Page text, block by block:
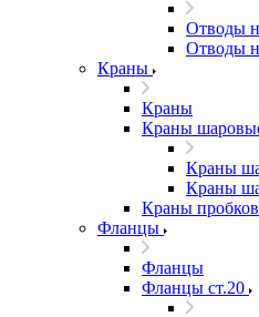
Отводы
Отводы
Краны
Краны
Краны
Краны
Краны
Краны
Фланцы
Фланцы
Фланцы ст.20